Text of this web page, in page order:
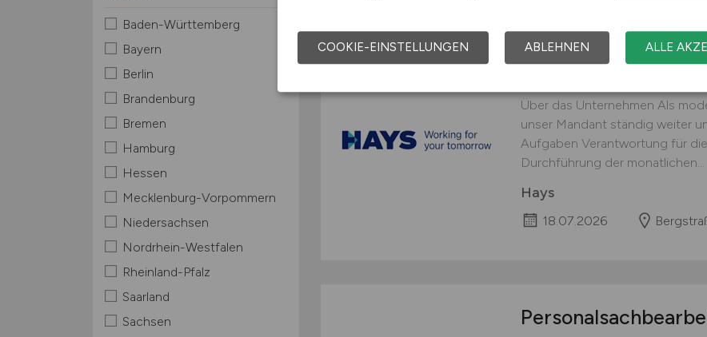
Baden-Württemberg
Bayern
Berlin
Brandenburg
Bremen
Hamburg
Hessen
Mecklenburg-Vorpommern
Niedersachsen
Nordrhein-Westfalen
Rheinland-Pfalz
Saarland
Sachsen
Über das Unternehmen Als
unser Mandant ständig weiter
Aufgaben Verantwortung für
Durchführung der monatlichen...
Hays
18.07.2026
COOKIE-EINSTELLUNGEN ABLEHNEN ALLE